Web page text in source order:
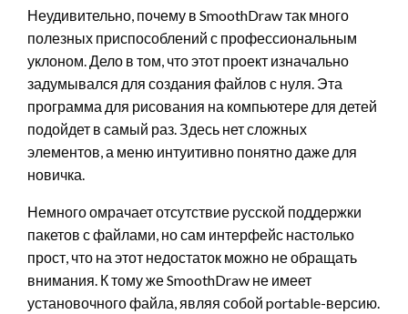
Неудивительно, почему в SmoothDraw так много
полезных приспособлений с профессиональным
уклоном. Дело в том, что этот проект изначально
задумывался для создания файлов с нуля. Эта
программа для рисования на компьютере для детей
подойдет в самый раз. Здесь нет сложных
элементов, а меню интуитивно понятно даже для
новичка.
Немного омрачает отсутствие русской поддержки
пакетов с файлами, но сам интерфейс настолько
прост, что на этот недостаток можно не обращать
внимания. К тому же SmoothDraw не имеет
установочного файла, являя собой portable-версию.